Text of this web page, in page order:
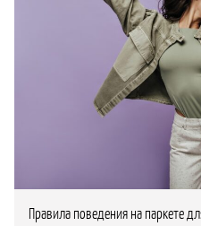
Правила поведения на паркете